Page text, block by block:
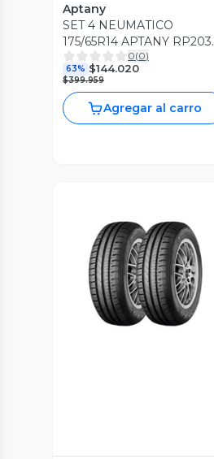
Aptany
SET 4 NEUMATICO
175/65R14 APTANY RP203
HT 82T
0(0)
63% $144.020
$399.959
Agregar al carro
Vista Previa